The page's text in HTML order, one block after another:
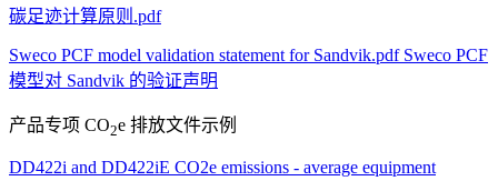
碳足迹计算原则.pdf
Sweco PCF model validation statement for Sandvik.pdf Sweco PCF
模型对 Sandvik 的验证声明
产品专项 CO2e 排放文件示例
DD422i and DD422iE CO2e emissions - average equipment